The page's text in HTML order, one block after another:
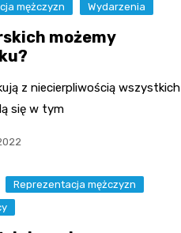
mężczyzn Wydarzenia
możemy
z niecierpliwością wszystkich
się w tym
Reprezentacja mężczyzn